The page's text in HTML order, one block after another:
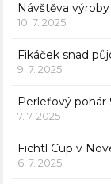
Návštěva
10. 7. 2025
Fikáček snad
9. 7. 2025
Perleťový pohár
7. 7. 2025
Fichtl Cup v
6. 7. 2025